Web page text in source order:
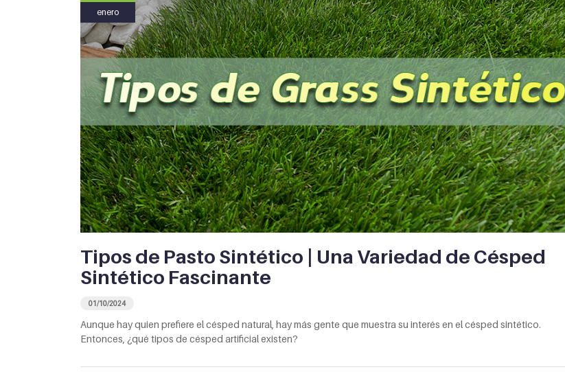
enero
Tipos de Pasto Sintético | Una Variedad de Césped
Sintético Fascinante
01/10/2024
Aunque hay quien prefiere el césped natural, hay más gente que muestra su interés en el césped sintético.
Entonces, ¿qué tipos de césped artificial existen?